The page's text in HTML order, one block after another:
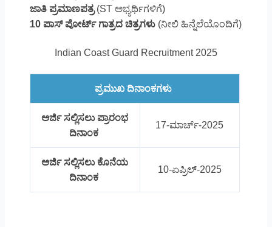
ಜಾತಿ ಪ್ರಮಾಣಪತ್ರ(ST ಅಭ್ಯರ್ಥಿಗಳಿಗೆ)
10 ಪಾಸ್ ಪೋರ್ಟ್ ಗಾತ್ರದ ಚಿತ್ರಗಳು(ನೀಲಿ ಹಿನ್ನೆಲೆಯೊಂದಿಗೆ)
Indian Coast Guard Recruitment 2025
ಪ್ರಮುಖ ದಿನಾಂಕಗಳು
ಅರ್ಜಿ ಸಲ್ಲಿಸಲು ಪ್ರಾರಂಭ
ದಿನಾಂಕ
17-ಮಾರ್ಚ್-2025
ಅರ್ಜಿ ಸಲ್ಲಿಸಲು ಕೊನೆಯ
ದಿನಾಂಕ
10-ಏಪ್ರಿಲ್-2025